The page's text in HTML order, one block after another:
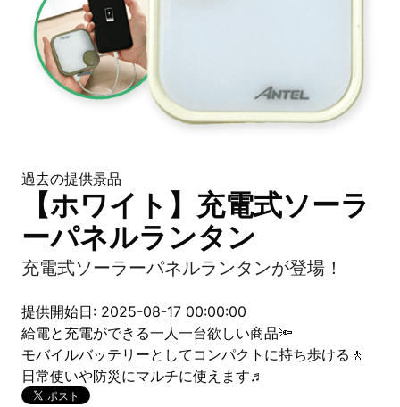
過去の提供景品
【ホワイト】充電式ソーラ
ーパネルランタン
充電式ソーラーパネルランタンが登場！
提供開始日: 2025-08-17 00:00:00
給電と充電ができる一人一台欲しい商品🔦
モバイルバッテリーとしてコンパクトに持ち歩ける🚶
日常使いや防災にマルチに使えます♬